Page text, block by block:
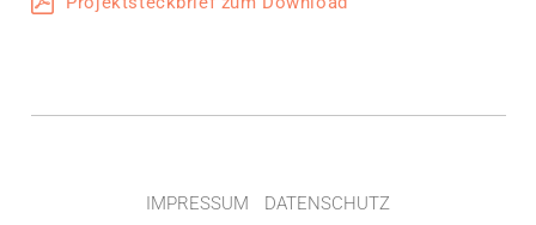
IMPRESSUM DATENSCHUTZ